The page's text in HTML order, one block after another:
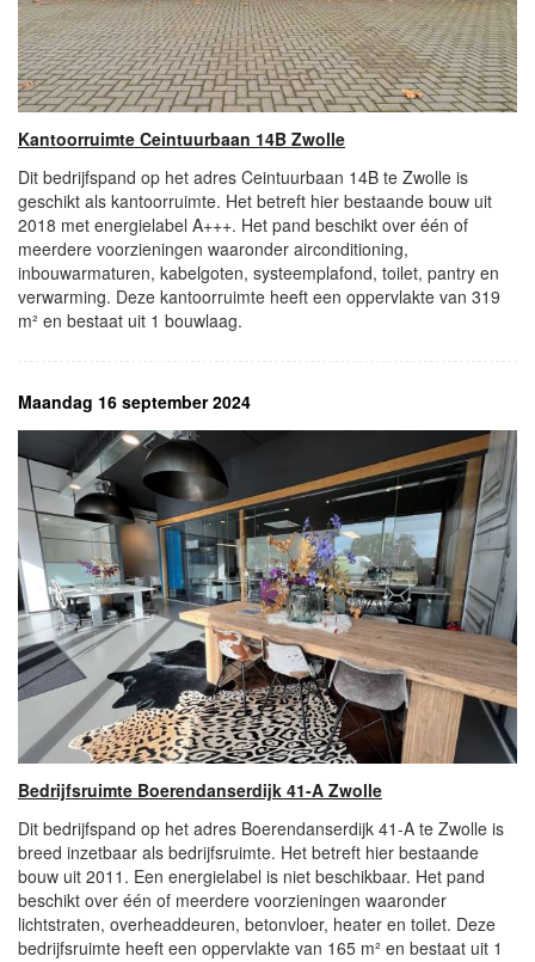
Kantoorruimte Ceintuurbaan 14B Zwolle
Dit bedrijfspand op het adres Ceintuurbaan 14B te Zwolle is
geschikt als kantoorruimte. Het betreft hier bestaande bouw uit
2018 met energielabel A+++. Het pand beschikt over één of
meerdere voorzieningen waaronder airconditioning,
inbouwarmaturen, kabelgoten, systeemplafond, toilet, pantry en
verwarming. Deze kantoorruimte heeft een oppervlakte van 319
m² en bestaat uit 1 bouwlaag.
Maandag 16 september 2024
Bedrijfsruimte Boerendanserdijk 41-A Zwolle
Dit bedrijfspand op het adres Boerendanserdijk 41-A te Zwolle is
breed inzetbaar als bedrijfsruimte. Het betreft hier bestaande
bouw uit 2011. Een energielabel is niet beschikbaar. Het pand
beschikt over één of meerdere voorzieningen waaronder
lichtstraten, overheaddeuren, betonvloer, heater en toilet. Deze
bedrijfsruimte heeft een oppervlakte van 165 m² en bestaat uit 1